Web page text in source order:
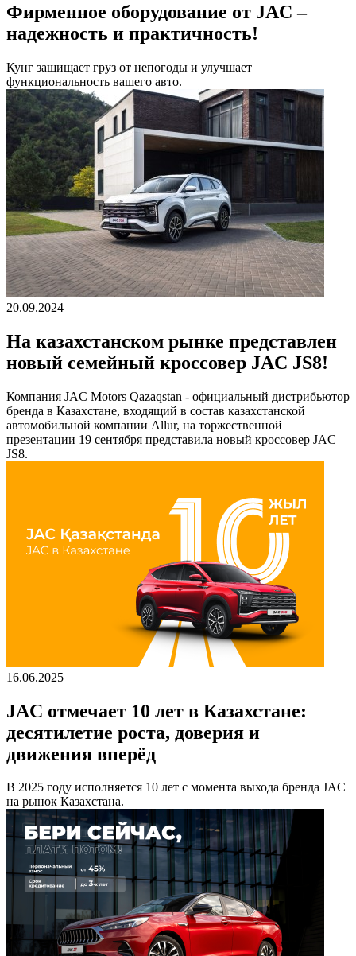
Фирменное оборудование от JAC –
надежность и практичность!
Кунг защищает груз от непогоды и улучшает
функциональность вашего авто.
20.09.2024
На казахстанском рынке представлен
новый семейный кроссовер JAC JS8!
Компания JAC Motors Qazaqstan - официальный дистрибьютор
бренда в Казахстане, входящий в состав казахстанской
автомобильной компании Allur, на торжественной
презентации 19 сентября представила новый кроссовер JAC
JS8.
16.06.2025
JAC отмечает 10 лет в Казахстане:
десятилетие роста, доверия и
движения вперёд
В 2025 году исполняется 10 лет с момента выхода бренда JAC
на рынок Казахстана.